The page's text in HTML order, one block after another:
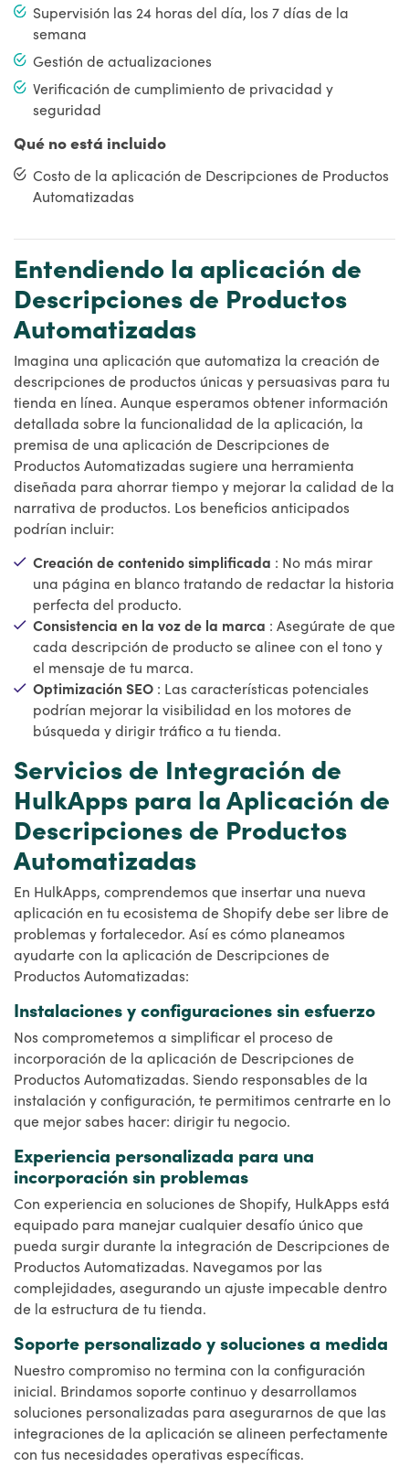
Supervisión las 24 horas del día, los 7 días de la
semana
Gestión de actualizaciones
Verificación de cumplimiento de privacidad y
seguridad
Qué no está incluido
Costo de la aplicación de Descripciones de Productos
Automatizadas
Entendiendo la aplicación de
Descripciones de Productos
Automatizadas
Imagina una aplicación que automatiza la creación de
descripciones de productos únicas y persuasivas para tu
tienda en línea. Aunque esperamos obtener información
detallada sobre la funcionalidad de la aplicación, la
premisa de una aplicación de Descripciones de
Productos Automatizadas sugiere una herramienta
diseñada para ahorrar tiempo y mejorar la calidad de la
narrativa de productos. Los beneficios anticipados
podrían incluir:
Creación de contenido simplificada : No más mirar
una página en blanco tratando de redactar la historia
perfecta del producto.
Consistencia en la voz de la marca : Asegúrate de que
cada descripción de producto se alinee con el tono y
el mensaje de tu marca.
Optimización SEO : Las características potenciales
podrían mejorar la visibilidad en los motores de
búsqueda y dirigir tráfico a tu tienda.
Servicios de Integración de
HulkApps para la Aplicación de
Descripciones de Productos
Automatizadas
En HulkApps, comprendemos que insertar una nueva
aplicación en tu ecosistema de Shopify debe ser libre de
problemas y fortalecedor. Así es cómo planeamos
ayudarte con la aplicación de Descripciones de
Productos Automatizadas:
Instalaciones y configuraciones sin esfuerzo
Nos comprometemos a simplificar el proceso de
incorporación de la aplicación de Descripciones de
Productos Automatizadas. Siendo responsables de la
instalación y configuración, te permitimos centrarte en lo
que mejor sabes hacer: dirigir tu negocio.
Experiencia personalizada para una
incorporación sin problemas
Con experiencia en soluciones de Shopify, HulkApps está
equipado para manejar cualquier desafío único que
pueda surgir durante la integración de Descripciones de
Productos Automatizadas. Navegamos por las
complejidades, asegurando un ajuste impecable dentro
de la estructura de tu tienda.
Soporte personalizado y soluciones a medida
Nuestro compromiso no termina con la configuración
inicial. Brindamos soporte continuo y desarrollamos
soluciones personalizadas para asegurarnos de que las
integraciones de la aplicación se alineen perfectamente
con tus necesidades operativas específicas.